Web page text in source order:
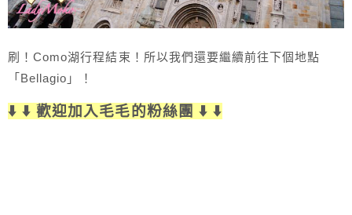
刷！Como湖行程結束！所以我們還要繼續前往下個地點
「Bellagio」！
⬇️ ⬇️ 歡迎加入毛毛的粉絲團 ⬇️ ⬇️